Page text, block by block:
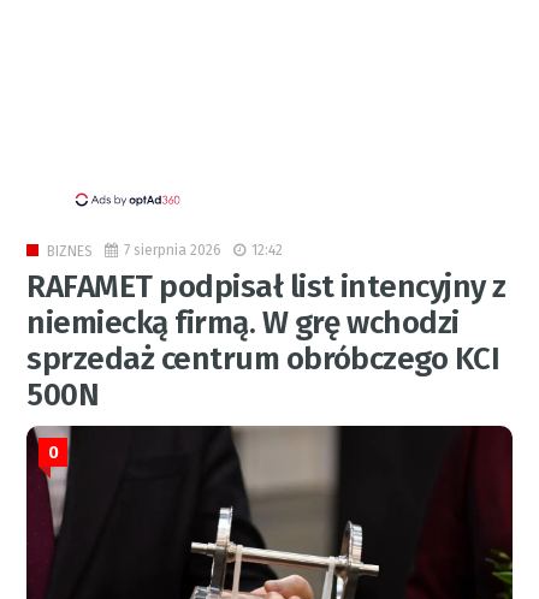
BIZNES 7 sierpnia 2026 12:42
RAFAMET podpisał list intencyjny z
niemiecką firmą. W grę wchodzi
sprzedaż centrum obróbczego KCI
500N
0